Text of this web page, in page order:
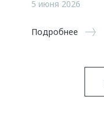
5 июня 2026
Подробнее